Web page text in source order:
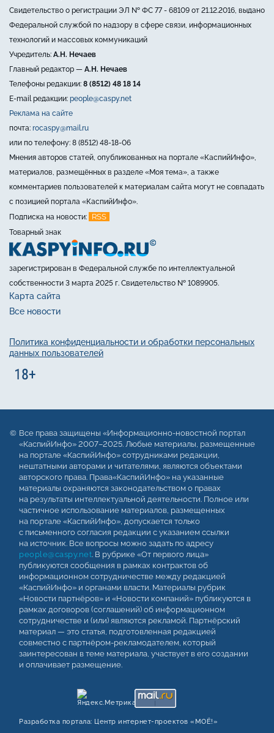
Свидетельство о регистрации ЭЛ № ФС 77 - 68109 от 21.12.2016, выдано
Федеральной службой по надзору в сфере связи, информационных
технологий и массовых коммуникаций
Учредитель: А.Н. Нечаев
Главный редактор — А.Н. Нечаев
Телефоны редакции: 8 (8512) 48 18 14
E-mail редакции: people@caspy.net
Реклама на сайте
почта: rocaspy@mail.ru
или по телефону: 8 (8512) 48-18-06
Мнения авторов статей, опубликованных на портале «КаспийИнфо»,
материалов, размещённых в разделе «Моя тема», а также
комментариев пользователей к материалам сайта могут не совпадать
с позицией портала «КаспийИнфо».
Подписка на новости:
RSS
Товарный знак
зарегистрирован в Федеральной службе по интеллектуальной
собственности 3 марта 2025 г. Свидетельство № 1089905.
Карта сайта
Все новости
Политика конфиденциальности и обработки персональных
данных пользователей
Все права защищены «Информационно-новостной портал
«КаспийИнфо» 2007–2025. Любые материалы, размещенные
на портале «КаспийИнфо» сотрудниками редакции,
нештатными авторами и читателями, являются объектами
авторского права. Права«КаспийИнфо» на указанные
материалы охраняются законодательством о правах
на результаты интеллектуальной деятельности. Полное или
частичное использование материалов, размещенных
на портале «КаспийИнфо», допускается только
с письменного согласия редакции с указанием ссылки
на источник. Все вопросы можно задать по адресу
people@caspy.net. В рубрике «От первого лица»
публикуются сообщения в рамках контрактов об
информационном сотрудничестве между редакцией
«КаспийИнфо» и органами власти. Материалы рубрик
«Новости партнёров» и «Новости компаний» публикуются в
рамках договоров (соглашений) об информационном
сотрудничестве и (или) являются рекламой. Партнёрский
материал — это статья, подготовленная редакцией
совместно с партнёром-рекламодателем, который
заинтересован в теме материала, участвует в его создании
и оплачивает размещение.
Разработка портала: Центр интернет‑проектов «МОЁ!»